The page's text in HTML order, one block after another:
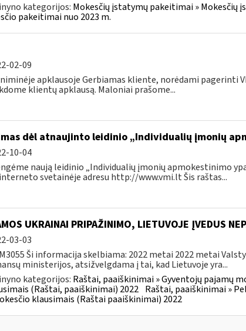
kategorijos: Mokesčių įstatymų pakeitimai » Mokesčių
pakeitimai nuo 2023 m.
02-09
apklausoje Gerbiamas kliente, norėdami pagerinti
klientų apklausą. Maloniai prašome...
dėl atnaujinto leidinio „Individualių įmonių
10-04
naują leidinio „Individualių įmonių apmokestinimo
svetainėje adresu http://www.vmi.lt Šis raštas...
UKRAINAI PRIPAŽINIMO, LIETUVOJE ĮVEDUS
03-03
Ši informacija skelbiama: 2022 metai 2022 metai
ministerijos, atsižvelgdama į tai, kad Lietuvoje yra...
kategorijos: Raštai, paaiškinimai » Gyventojų pajamų
(Raštai, paaiškinimai) 2022 Raštai, paaiškinimai »
klausimais (Raštai paaiškinimai) 2022